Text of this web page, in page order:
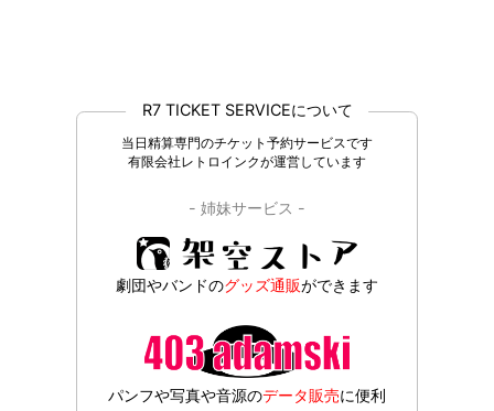
R7 TICKET SERVICEについて
当日精算専門のチケット予約サービスです
有限会社レトロインクが運営しています
- 姉妹サービス -
劇団やバンドのグッズ通販ができます
パンフや写真や音源のデータ販売に便利